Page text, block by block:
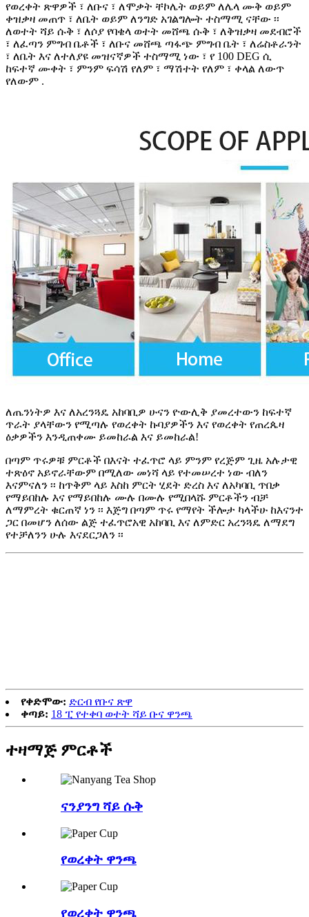
የወረቀት ጽዋዎች ፣ ለቡና ፣ ለሞቃት ቸኮሌት ወይም ለሌላ ሙቅ ወይም
ቀዝቃዛ መጠጥ ፣ ለቤት ወይም ለንግድ አገልግሎት ተስማሚ ናቸው ፡፡
ለወተት ሻይ ሱቅ ፣ ለሶያ የባቄላ ወተት መሸጫ ሱቅ ፣ ለቅዝቃዛ መደብሮች
፣ ለፈጣን ምግብ ቤቶች ፣ ለቡና መሸጫ ጣፋጭ ምግብ ቤት ፣ ለሬስቶራንት
፣ ለቤት እና ለተለያዩ መዝናኛዎች ተስማሚ ነው ፣ የ 100 DEG ሲ
ከፍተኛ ሙቀት ፣ ምንም ፍሳሽ የለም ፣ ማሽተት የለም ፣ ቀላል ለውጥ
የለውም .
ለጤንነትዎ እና ለአረንጓዴ አከባቢዎ ሁናን ዮውሊቅ ያመረተውን ከፍተኛ
ጥራት ያላቸውን የሚጣሉ የወረቀት ኩባያዎችን እና የወረቀት የጠረጴዛ
ዕቃዎችን እንዲጠቀሙ ይመከራል እና ይመከራል!
በጣም ጥሩዎቹ ምርቶች በእናት ተፈጥሮ ላይ ምንም የረጅም ጊዜ አሉታዊ
ተጽዕኖ አይኖራቸውም በሚለው መነሻ ላይ የተመሠረተ ነው ብለን
እናምናለን ፡፡ ከጥቅም ላይ እስከ ምርት ሂደት ድረስ እና ለአካባቢ ጥበቃ
የማይበከሉ እና የማይበከሉ ሙሉ በሙሉ የሚበላሹ ምርቶችን ብቻ
ለማምረት ቁርጠኛ ነን ፡፡ እጅግ በጣም ጥሩ የማየት ችሎታ ካላችሁ ከእናንተ
ጋር በመሆን ለሰው ልጅ ተፈጥሮአዊ አከባቢ እና ለምድር አረንጓዴ ለማደግ
የተቻለንን ሁሉ እናደርጋለን ፡፡
የቀድሞው: ድርብ የቡና ጽዋ
ቀጣይ: 18 ፒ የተቀባ ወተት ሻይ ቡና ዋንጫ
ተዛማጅምርቶች
ናንያንግ ሻይ ሱቅ
የወረቀት ዋንጫ
የወረቀት ዋንጫ